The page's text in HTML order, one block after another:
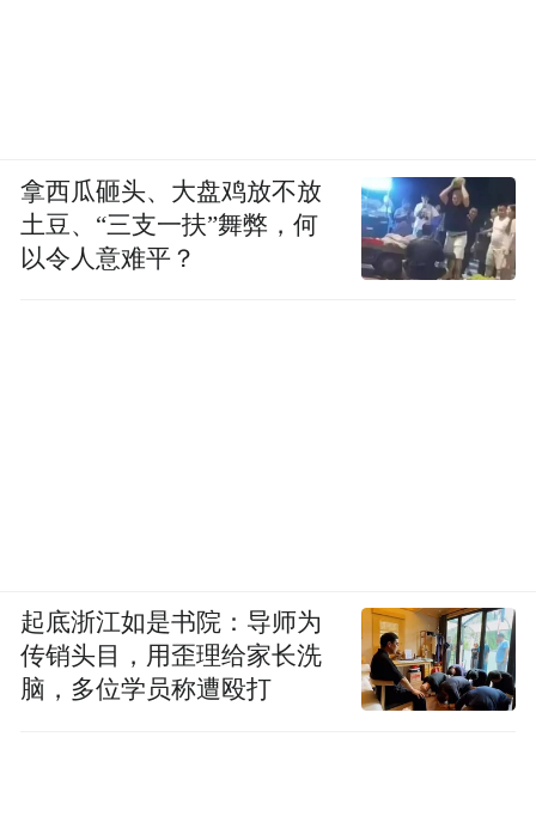
拿西瓜砸头、大盘鸡放不放
土豆、“三支一扶”舞弊，何
以令人意难平？
起底浙江如是书院：导师为
传销头目，用歪理给家长洗
脑，多位学员称遭殴打